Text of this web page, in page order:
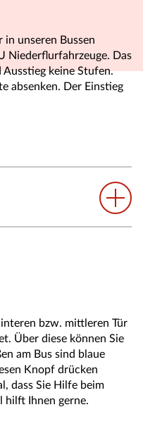
unseren Bussen
Niederflurfahrzeuge. Das
keine Stufen.
absenken. Der Einstieg
bzw. mittleren Tür
Über diese können Sie
am Bus sind blaue
Knopf drücken
dass Sie Hilfe beim
hilft Ihnen gerne.